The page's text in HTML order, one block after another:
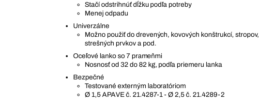
Stačí odstrihnúť dĺžku podľa potreby
Menej odpadu
Univerzálne
Možno použiť do drevených, kovových konštrukcí, stropov,
strešných prvkov a pod.
Oceľové lanko so 7 prameňmi
Nosnosť od 32 do 82 kg, podľa priemeru lanka
Bezpečné
Testované externým laboratóriom
Ø 1,5 APAVE č. 21.4287-1 - Ø 2,5 č. 21.4289-2